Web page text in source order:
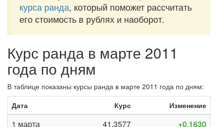
курса ранда, который поможет рассчитать
его стоимость в рублях и наоборот.
Курс ранда в марте 2011
года по дням
В таблице показаны курсы ранда в марте 2011 года по дням:
Дата
Курс Изменение
1 марта 41,3577
+0,1630